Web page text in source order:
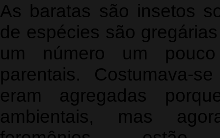
As baratas são insetos
de espécies são
um número um
parentais. Costumava-
eram agregadas
ambientais, mas